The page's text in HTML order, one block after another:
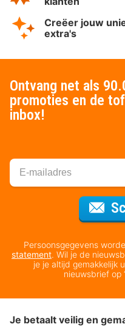
Creëer jouw
extra's
Ontvang net als
promoties en de
inbox!
Persoonsgegevens
statement. Wil je de
je je altijd gemakkelijk
nieuwsbrief op
Je betaalt veilig en